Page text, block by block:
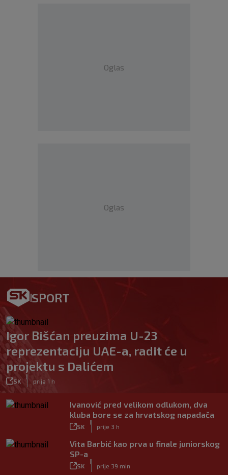
Oglas
Oglas
SPORT
Igor Bišćan preuzima U-23
reprezentaciju UAE-a, radit će u
projektu s Dalićem
SK prije 1 h
Ivanović pred velikom odlukom, dva
kluba bore se za hrvatskog napadača
SK prije 3 h
Vita Barbić kao prva u finale juniorskog
SP-a
SK prije 39 min